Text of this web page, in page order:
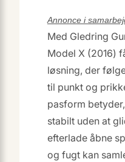
Annonce i
Med Gledring
Model X (2016)
løsning, der
til punkt og
pasform
stabilt uden at
efterlade åbne
og fugt kan